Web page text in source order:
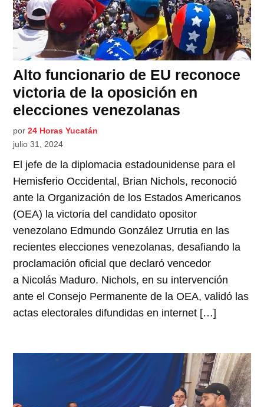
Alto funcionario de EU reconoce
victoria de la oposición en
elecciones venezolanas
por 24 Horas Yucatán
julio 31, 2024
El jefe de la diplomacia estadounidense para el
Hemisferio Occidental, Brian Nichols, reconoció
ante la Organización de los Estados Americanos
(OEA) la victoria del candidato opositor
venezolano Edmundo González Urrutia en las
recientes elecciones venezolanas, desafiando la
proclamación oficial que declaró vencedor
a Nicolás Maduro. Nichols, en su intervención
ante el Consejo Permanente de la OEA, validó las
actas electorales difundidas en internet […]